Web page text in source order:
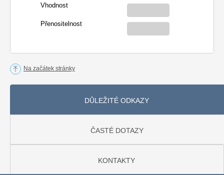
Vhodnost
Přenositelnost
Na začátek stránky
DŮLEŽITÉ ODKAZY
ČASTÉ DOTAZY
KONTAKTY